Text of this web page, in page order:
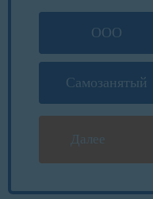
ООО
Самозанятый
Далее